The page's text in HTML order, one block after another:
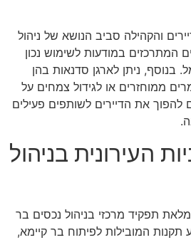
והקהילה סביב הנושא של ניהול
המתרכזים במודעות לשימוש נכון
בנוסף, ניתן לארגן סדנאות בהן
ממוחזרים או לגידול צמחים על
להפוך את הדיירים לשותפים פעילים
העירונית בניהול
תפקיד מרכזי בניהול נכסים בר
תקנות המובילות לפיתוח בר קיימא,